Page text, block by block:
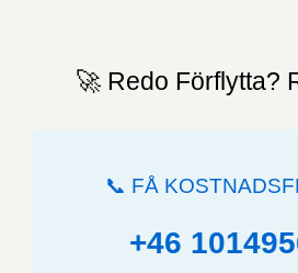
🚀 Redo Förflytta?
📞 FÅ
+46